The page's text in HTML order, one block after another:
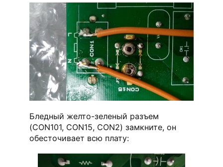
Бледный желто-зеленый разъем
(CON101, CON15, CON2) замкните, он
обесточивает всю плату: